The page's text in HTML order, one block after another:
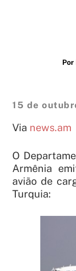
Por
15 de
Via news.am
O
Armênia
avião de
Turquia: